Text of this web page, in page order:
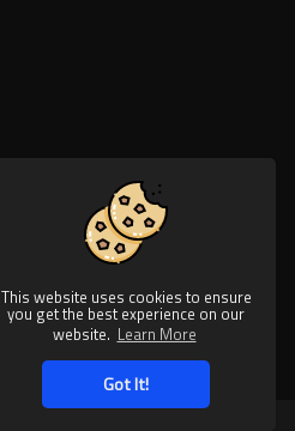
This website uses cookies to ensure
you get the best experience on our
website. Learn More
Got It!